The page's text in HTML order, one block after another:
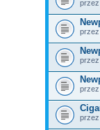
przez
przez
przez
przez
przez